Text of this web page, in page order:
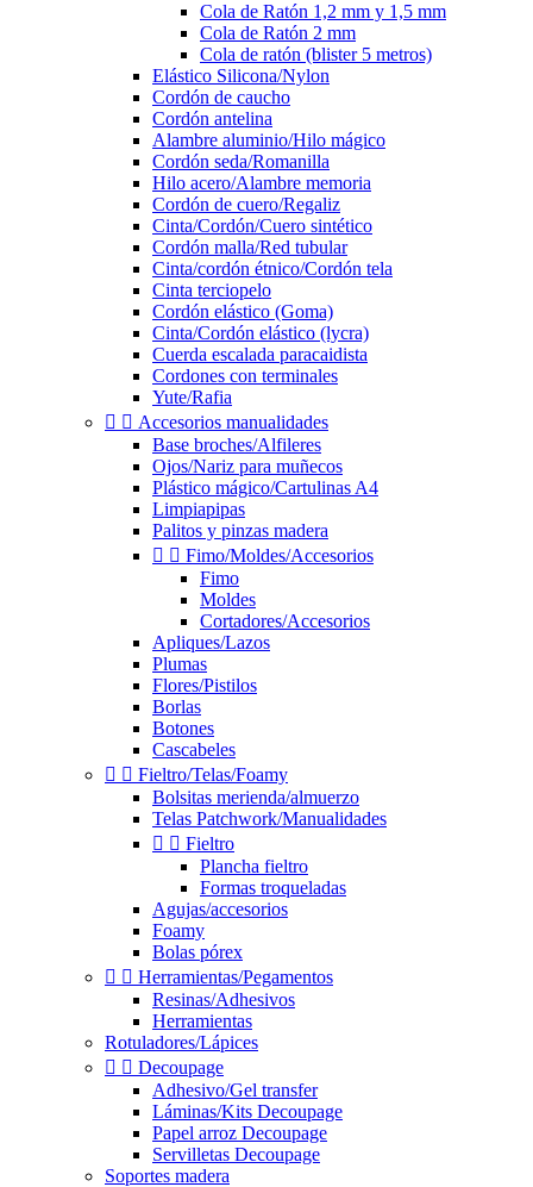
Cola de Ratón 1,2 mm y 1,5 mm
Cola de Ratón 2 mm
Cola de ratón (blister 5 metros)
Elástico Silicona/Nylon
Cordón de caucho
Cordón antelina
Alambre aluminio/Hilo mágico
Cordón seda/Romanilla
Hilo acero/Alambre memoria
Cordón de cuero/Regaliz
Cinta/Cordón/Cuero sintético
Cordón malla/Red tubular
Cinta/cordón étnico/Cordón tela
Cinta terciopelo
Cordón elástico (Goma)
Cinta/Cordón elástico (lycra)
Cuerda escalada paracaidista
Cordones con terminales
Yute/Rafia
  Accesorios manualidades
Base broches/Alfileres
Ojos/Nariz para muñecos
Plástico mágico/Cartulinas A4
Limpiapipas
Palitos y pinzas madera
  Fimo/Moldes/Accesorios
Fimo
Moldes
Cortadores/Accesorios
Apliques/Lazos
Plumas
Flores/Pistilos
Borlas
Botones
Cascabeles
  Fieltro/Telas/Foamy
Bolsitas merienda/almuerzo
Telas Patchwork/Manualidades
  Fieltro
Plancha fieltro
Formas troqueladas
Agujas/accesorios
Foamy
Bolas pórex
  Herramientas/Pegamentos
Resinas/Adhesivos
Herramientas
Rotuladores/Lápices
  Decoupage
Adhesivo/Gel transfer
Láminas/Kits Decoupage
Papel arroz Decoupage
Servilletas Decoupage
Soportes madera